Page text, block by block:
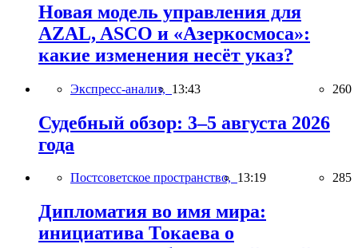
Новая модель управления для
AZAL, ASCO и «Азеркосмоса»:
какие изменения несёт указ?
Экспресс-анализ, 13:43 260
Судебный обзор: 3–5 августа 2026
года
Постсоветское пространство, 13:19 285
Дипломатия во имя мира:
инициатива Токаева о